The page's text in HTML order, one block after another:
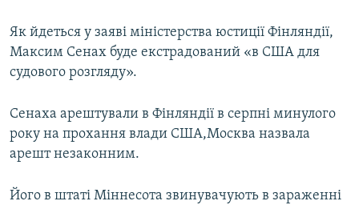
Як йдеться у заяві міністерства юстиції Фінляндії,
Максим Сенах буде екстрадований «в США для
судового розгляду».
Сенаха арештували в Фінляндії в серпні минулого
року на прохання влади США,Москва назвала
арешт незаконним.
Його в штаті Міннесота звинувачують в зараженні